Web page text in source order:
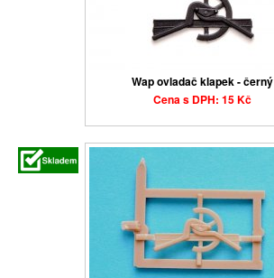
Wap ovladač klapek - černý
Cena s DPH: 15 Kč